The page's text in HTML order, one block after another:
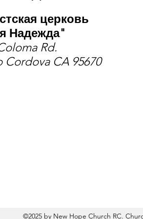
церковь
Надежда"
Rd.
Cordova CA 95670
©2025 by New Hope Church RC.